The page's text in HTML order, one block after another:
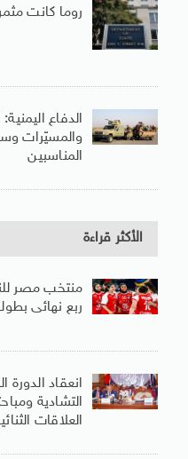
روما كانت
الدفاع
والمسيّرات
المناسبين
الأكثر قراءة
منتخب مصر
ربع نهائى
انعقاد الدورة
التشادية
العلاقات